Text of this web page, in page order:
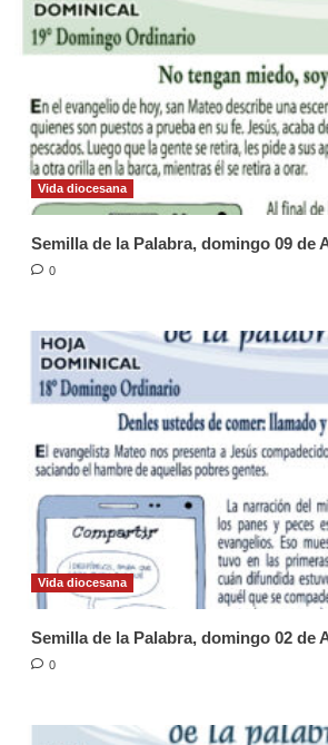
Vida diocesana
Semilla de la Palabra, domingo 09 de
0
Vida diocesana
Semilla de la Palabra, domingo 02 de
0